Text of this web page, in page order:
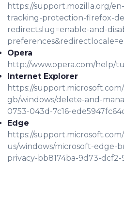
https://support.mozilla.org/
tracking-protection-firefox-
redirectslug=enable-and-
Opera
http://www.opera.com/help/
Internet Explorer
https://
gb/windows/delete-and-
0753-043d-7c16-
Edge
https://
us/windows/microsoft-edge-
privacy-bb8174ba-9d73-